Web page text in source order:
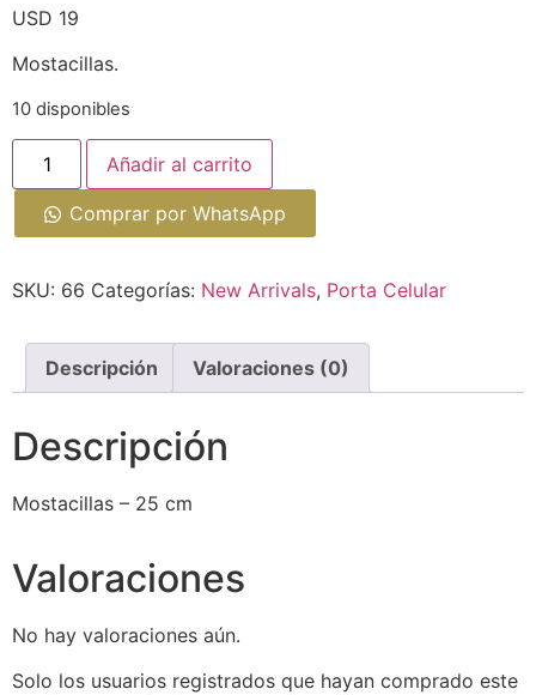
USD 19
Mostacillas.
10 disponibles
Añadir al carrito
Comprar por WhatsApp
SKU: 66 Categorías: New Arrivals, Porta Celular
Descripción Valoraciones (0)
Descripción
Mostacillas – 25 cm
Valoraciones
No hay valoraciones aún.
Solo los usuarios registrados que hayan comprado este